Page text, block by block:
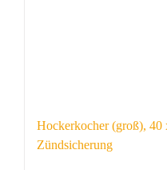
Hockerkocher (groß), 40
Zündsicherung